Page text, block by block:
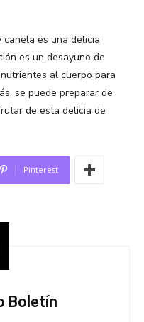
canela es una delicia
es un desayuno de
al cuerpo para
se puede preparar de
de esta delicia de
Pinterest
Boletín